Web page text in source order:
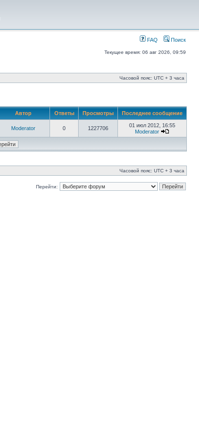
FAQ Поиск
Текущее время: 06 авг 2026, 09:59
Часовой пояс: UTC + 3 часа
Автор Ответы Просмотры Последнее сообщение
Moderator 0 1227706
01 июл 2012, 16:55
Moderator
Часовой пояс: UTC + 3 часа
Перейти: